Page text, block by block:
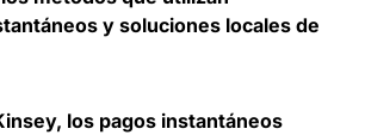
y soluciones locales de
los pagos instantáneos